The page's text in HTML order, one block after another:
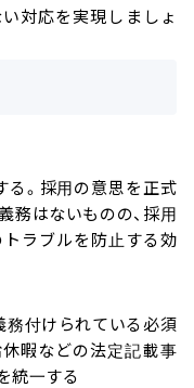
対応を実現しましょ
。採用の意思を正式
務はないものの、採用
ラブルを防止する効
務付けられている必須
休暇などの法定記載事
統一する